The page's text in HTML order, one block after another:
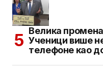
Велика
Ученици више
телефоне као